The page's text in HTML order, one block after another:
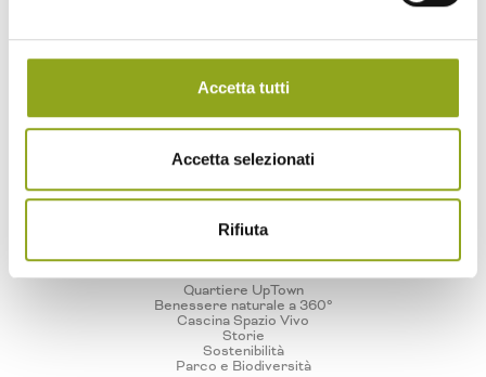
Accetta tutti
Accetta selezionati
Rifiuta
Home
La tua casa in UpTown
— Bliss UpTown
— Inspire UpTown
Quartiere
Quartiere UpTown
Benessere naturale a 360°
Cascina Spazio Vivo
Storie
Sostenibilità
Parco e Biodiversità